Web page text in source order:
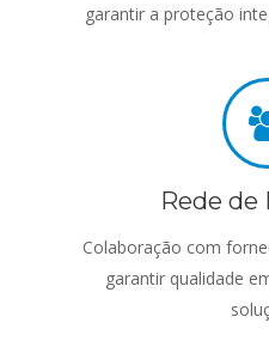
garantir a proteção
Rede de
Colaboração com
garantir qualidade